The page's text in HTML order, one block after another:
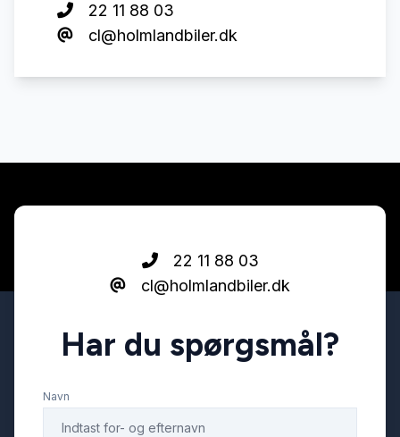
22 11 88 03
cl@holmlandbiler.dk
22 11 88 03
cl@holmlandbiler.dk
Har du spørgsmål?
Navn